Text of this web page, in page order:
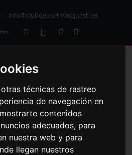
técnicas de rastreo
de navegación en
contenidos
adecuados, para
nuestra web y para
llegan nuestros
info@clubdeportivosquash.es
CLASES DIRIGIDAS
- Viernes
07:00 - 23:00
y Festivos
08:00 - 14:30
cp: 03203
BOX CFIT